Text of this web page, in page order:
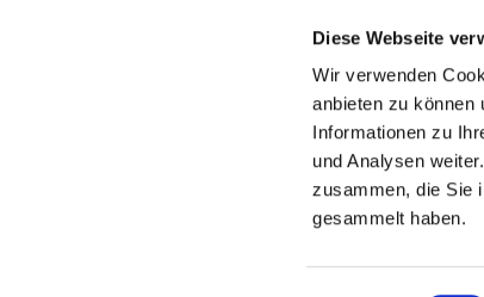
Diese Webseite
Wir verwenden
anbieten zu können
Informationen zu
und Analysen
zusammen, die Sie
gesammelt haben.